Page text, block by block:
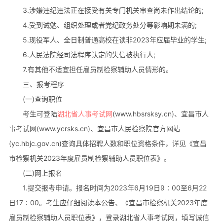
3.涉嫌违纪违法正在接受有关专门机关审查尚未作出结论的;
4.受到诫勉、组织处理或者党纪政务处分等影响期未满的;
5.现役军人、全日制普通高校在读非2023年应届毕业的学生;
6.人民法院经司法程序认定的失信被执行人;
7.有其他不适宜担任雇员制检察辅助人员情形的。
三、报考程序
(一)查询职位
考生可登陆湖北省人事考试网(www.hbsrsksy.cn)、宜昌市人
事考试网(www.ycrsks.cn)、宜昌市人民检察院官方网站
(yc.hbjc.gov.cn)查询具体招聘人数和职位资格条件，详见《宜昌
市检察机关2023年度雇员制检察辅助人员职位表》。
(二)网上报名
1.提交报考申请。报名时间为2023年6月19日9∶00至6月22
日17∶00。考生应仔细阅读本公告、《宜昌市检察机关2023年度
雇员制检察辅助人员职位表》，登录湖北省人事考试网，填写诚信